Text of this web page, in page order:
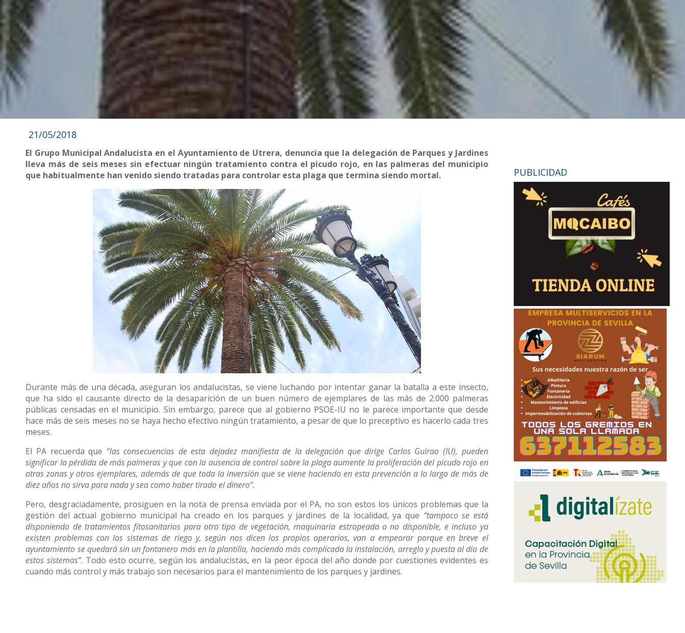
21/05/2018
El Grupo Municipal Andalucista en el Ayuntamiento de Utrera, denuncia que la delegación de Parques y Jardines
lleva más de seis meses sin efectuar ningún tratamiento contra el picudo rojo, en las palmeras del municipio
que habitualmente han venido siendo tratadas para controlar esta plaga que termina siendo mortal.
Durante más de una década, aseguran los andalucistas, se viene luchando por intentar ganar la batalla a este insecto,
que ha sido el causante directo de la desaparición de un buen número de ejemplares de las más de 2.000 palmeras
públicas censadas en el municipio. Sin embargo, parece que al gobierno PSOE-IU no le parece importante que desde
hace más de seis meses no se haya hecho efectivo ningún tratamiento, a pesar de que lo preceptivo es hacerlo cada tres
meses.
El PA recuerda que “las consecuencias de esta dejadez manifiesta de la delegación que dirige Carlos Guirao (IU), pueden
significar la pérdida de más palmeras y que con la ausencia de control sobre la plaga aumente la proliferación del picudo rojo en
otras zonas y otros ejemplares, además de que toda la inversión que se viene haciendo en esta prevención a lo largo de más de
diez años no sirva para nada y sea como haber tirado el dinero”.
Pero, desgraciadamente, prosiguen en la nota de prensa enviada por el PA, no son estos los únicos problemas que la
gestión del actual gobierno municipal ha creado en los parques y jardines de la localidad, ya que “tampoco se está
disponiendo de tratamientos fitosanitarios para otro tipo de vegetación, maquinaria estropeada o no disponible, e incluso ya
existen problemas con los sistemas de riego y, según nos dicen los propios operarios, van a empeorar porque en breve el
ayuntamiento se quedará sin un fontanero más en la plantilla, haciendo más complicada la instalación, arreglo y puesta al día de
estos sistemas”. Todo esto ocurre, según los andalucistas, en la peor época del año donde por cuestiones evidentes es
cuando más control y más trabajo son necesarios para el mantenimiento de los parques y jardines.
PUBLICIDAD